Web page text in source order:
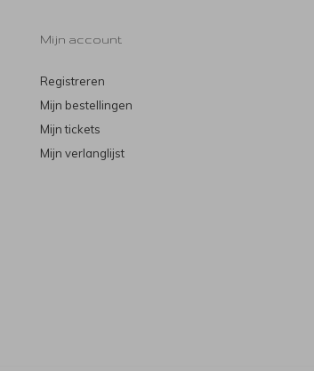
Mijn account
Registreren
Mijn bestellingen
Mijn tickets
Mijn verlanglijst